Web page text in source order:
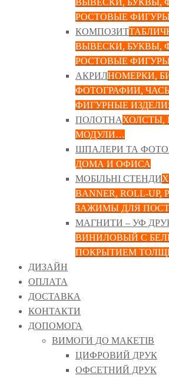
ВЫВЕСКИ, БУКВЫ,
РОСТОВЫЕ
КОМПОЗИТ
ВЫВЕСКИ, БУКВЫ,
РОСТОВЫЕ
АКРИЛНОМЕРКИ,
ФОТОГРАФИИ,
ФИГУРНЫЕ
ПОЛОТНАХОЛСТЫ,
МОДУЛИ…
ШПАЛЕРИ ТА
ДОМА И ОФИСА
МОБІЛЬНІ СТЕНДИ
BANNER, ROLL-UP,
ЗАЖИМЫ ДЛЯ
МАГНИТИ – УФ
ВИНИЛОВЫЙ С
ПОКРЫТИЕМ
ДИЗАЙН
ОПЛАТА
ДОСТАВКА
КОНТАКТИ
ДОПОМОГА
ВИМОГИ ДО МАКЕТІВ
ЦИФРОВИЙ ДРУК
ОФСЕТНИЙ ДРУК